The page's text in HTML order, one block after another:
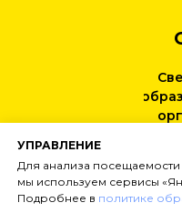
УПРАВЛЕНИЕ
Для анализа
мы используем сервисы
Подробнее в политике